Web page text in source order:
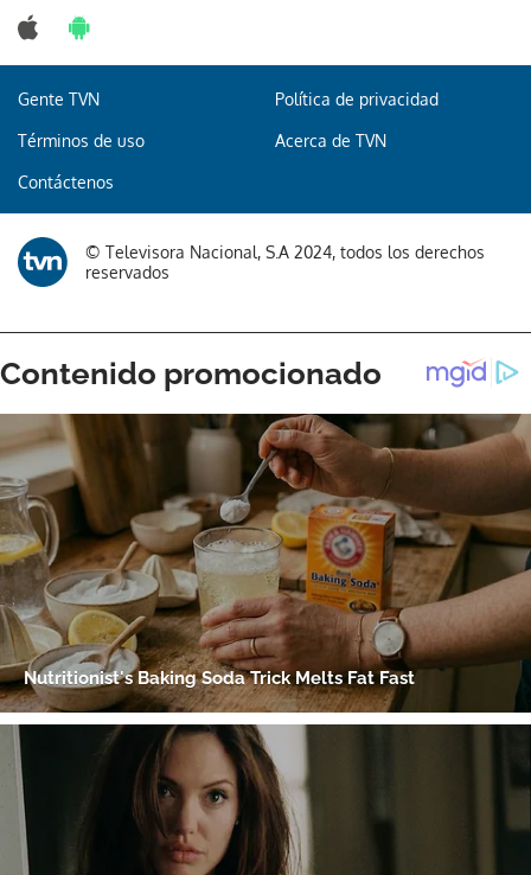
Gente TVN Política de privacidad
Términos de uso Acerca de TVN
Contáctenos
© Televisora Nacional, S.A 2024, todos los derechos
reservados